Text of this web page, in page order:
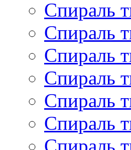
Спираль
Спираль
Спираль
Спираль
Спираль
Спираль
Спираль